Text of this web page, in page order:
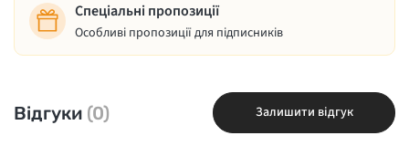
Спеціальні пропозиції
Особливі пропозиції для підписників
Відгуки (0) Залишити відгук